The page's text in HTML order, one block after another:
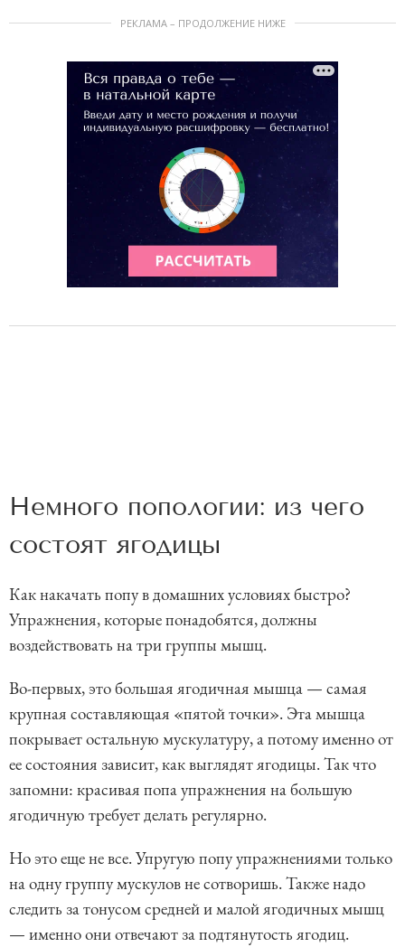
РЕКЛАМА – ПРОДОЛЖЕНИЕ НИЖЕ
Немного попологии: из чего
состоят ягодицы
Как накачать попу в домашних условиях быстро?
Упражнения, которые понадобятся, должны
воздействовать на три группы мышц.
Во-первых, это большая ягодичная мышца — самая
крупная составляющая «пятой точки». Эта мышца
покрывает остальную мускулатуру, а потому именно от
ее состояния зависит, как выглядят ягодицы. Так что
запомни: красивая попа упражнения на большую
ягодичную требует делать регулярно.
Но это еще не все. Упругую попу упражнениями только
на одну группу мускулов не сотворишь. Также надо
следить за тонусом средней и малой ягодичных мышц
— именно они отвечают за подтянутость ягодиц.